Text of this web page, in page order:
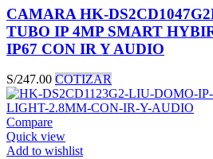
CAMARA HK-
TUBO IP 4MP SMART
IP67 CON IR Y AUDIO
S/247.00 COTIZAR
Compare
Quick view
Add to wishlist